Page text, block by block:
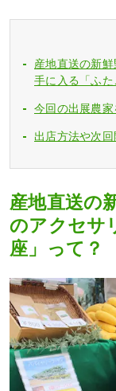
産地直送の新
手に入る「ふた
今回の出展農家
出店方法や次
産地直送の
のアクセサ
座」って？